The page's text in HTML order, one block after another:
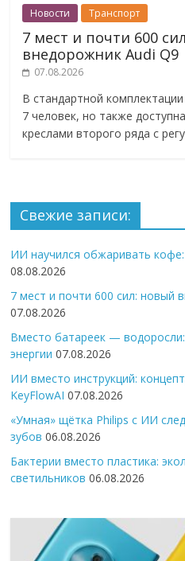
Новости Транспорт
7 мест и почти 600
внедорожник Audi Q9
07.08.2026
В стандартной
7 человек, но также
креслами второго ряда с
Свежие записи:
ИИ научился обжаривать
08.08.2026
7 мест и почти 600 сил: новый
07.08.2026
Вместо батареек —
энергии 07.08.2026
ИИ вместо инструкций:
KeyFlowAI 07.08.2026
«Умная» щётка Philips с ИИ
зубов 06.08.2026
Бактерии вместо пластика:
светильников 06.08.2026